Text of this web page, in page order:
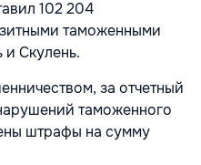
102 204
таможенными
Скулень.
за отчетный
таможенного
штрафы на сумму